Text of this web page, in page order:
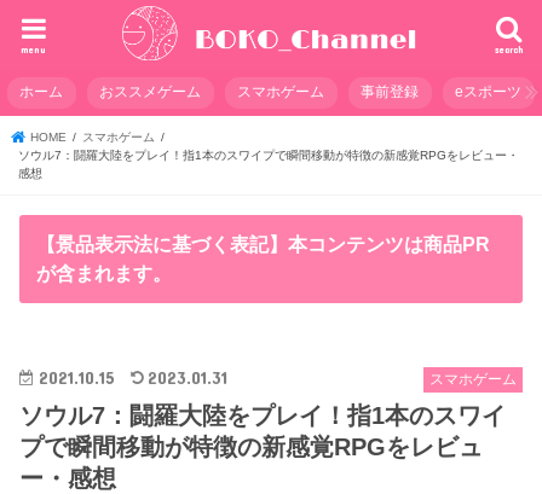
search
menu
ホーム おススメゲーム スマホゲーム 事前登録 eスポーツ
HOME
スマホゲーム
ソウル7：闘羅大陸をプレイ！指1本のスワイプで瞬間移動が特徴の新感覚RPGをレビュー・
感想
【景品表示法に基づく表記】本コンテンツは商品PR
が含まれます。
スマホゲーム
2021.10.15 2023.01.31
ソウル7：闘羅大陸をプレイ！指1本のスワイ
プで瞬間移動が特徴の新感覚RPGをレビュ
ー・感想